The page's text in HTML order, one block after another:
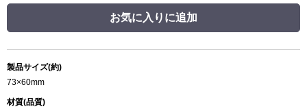
お気に入りに追加
製品サイズ(約)
73×60mm
材質(品質)